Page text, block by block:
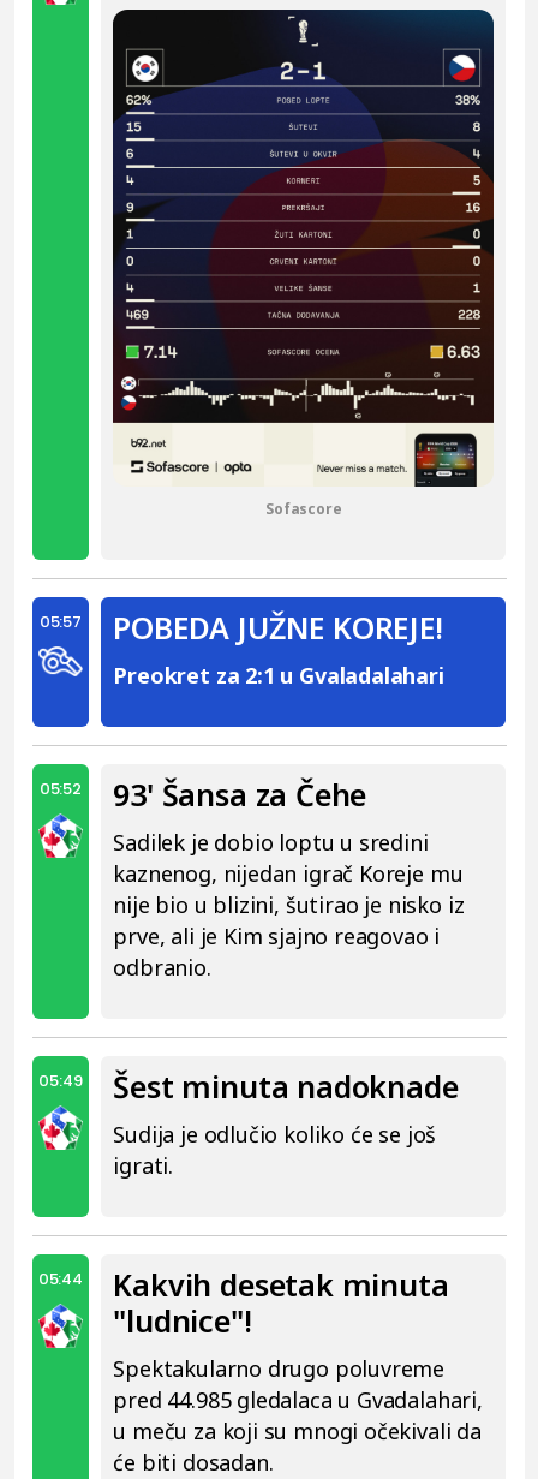
Sofascore
05:57 POBEDA JUŽNE KOREJE!
Preokret za 2:1 u Gvaladalahari
05:52 93' Šansa za Čehe
Sadilek je dobio loptu u sredini
kaznenog, nijedan igrač Koreje mu
nije bio u blizini, šutirao je nisko iz
prve, ali je Kim sjajno reagovao i
odbranio.
05:49 Šest minuta nadoknade
Sudija je odlučio koliko će se još
igrati.
05:44
Kakvih desetak minuta
"ludnice"!
Spektakularno drugo poluvreme
pred 44.985 gledalaca u Gvadalahari,
u meču za koji su mnogi očekivali da
će biti dosadan.